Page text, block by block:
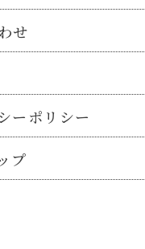
せ
ーポリシー
プ